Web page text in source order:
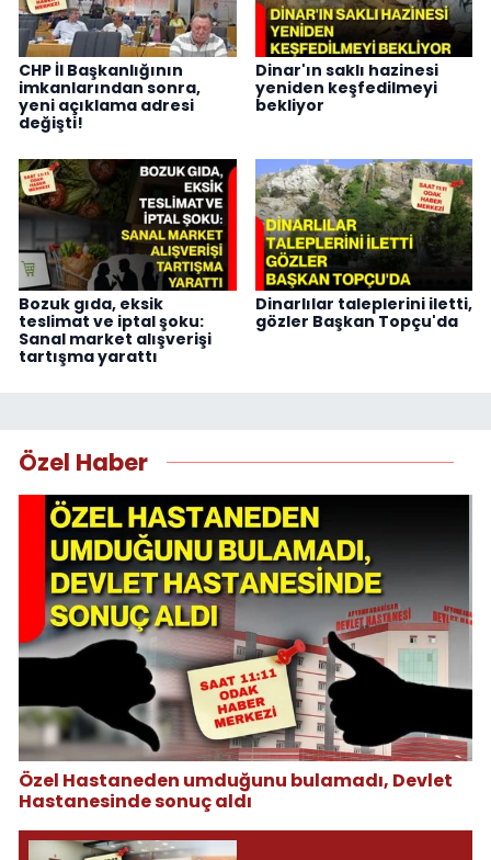
CHP İl Başkanlığının
imkanlarından sonra,
yeni açıklama adresi
değişti!
Dinar'ın saklı hazinesi
yeniden keşfedilmeyi
bekliyor
Bozuk gıda, eksik
teslimat ve iptal şoku:
Sanal market alışverişi
tartışma yarattı
Dinarlılar taleplerini iletti,
gözler Başkan Topçu'da
Özel Haber
Özel Hastaneden umduğunu bulamadı, Devlet
Hastanesinde sonuç aldı